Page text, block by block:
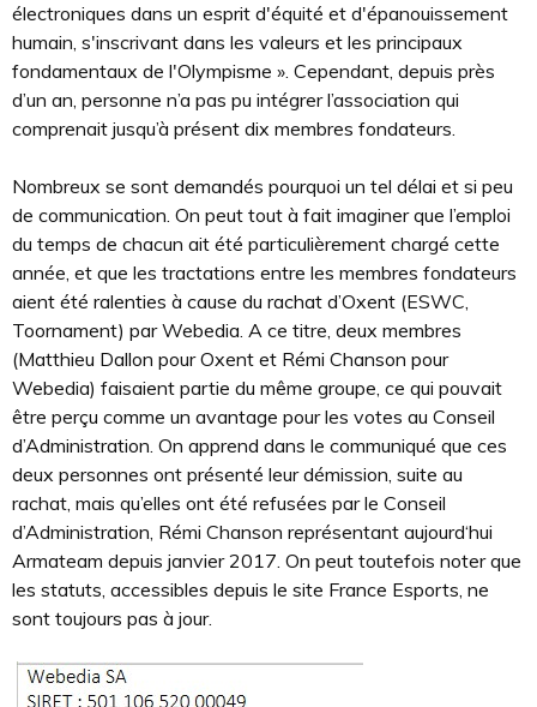
électroniques dans un esprit d'équité et d'épanouissement
humain, s'inscrivant dans les valeurs et les principaux
fondamentaux de l'Olympisme ». Cependant, depuis près
d’un an, personne n’a pas pu intégrer l’association qui
comprenait jusqu’à présent dix membres fondateurs.
Nombreux se sont demandés pourquoi un tel délai et si peu
de communication. On peut tout à fait imaginer que l’emploi
du temps de chacun ait été particulièrement chargé cette
année, et que les tractations entre les membres fondateurs
aient été ralenties à cause du rachat d’Oxent (ESWC,
Toornament) par Webedia. A ce titre, deux membres
(Matthieu Dallon pour Oxent et Rémi Chanson pour
Webedia) faisaient partie du même groupe, ce qui pouvait
être perçu comme un avantage pour les votes au Conseil
d’Administration. On apprend dans le communiqué que ces
deux personnes ont présenté leur démission, suite au
rachat, mais qu’elles ont été refusées par le Conseil
d’Administration, Rémi Chanson représentant aujourd‘hui
Armateam depuis janvier 2017. On peut toutefois noter que
les statuts, accessibles depuis le site France Esports, ne
sont toujours pas à jour.